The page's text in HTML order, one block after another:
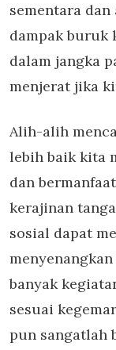
sementara dan
dampak buruk
dalam jangka
menjerat jika
Alih-alih
lebih baik kita
dan
kerajinan
sosial dapat
banyak
sesuai
pun sangatlah